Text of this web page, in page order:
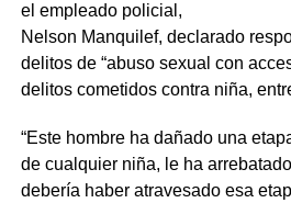
el empleado policial,
Nelson Manquilef, declarado
delitos de “abuso sexual con
delitos cometidos contra niña,
“Este hombre ha dañado una
de cualquier niña, le ha
debería haber atravesado esa